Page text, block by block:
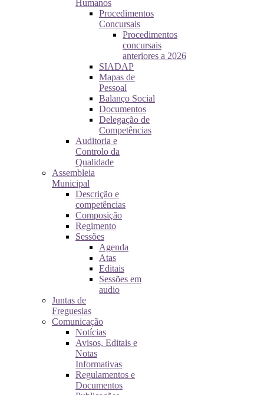
Humanos
Procedimentos
Concursais
Procedimentos
concursais
anteriores a 2026
SIADAP
Mapas de
Pessoal
Balanço Social
Documentos
Delegação de
Competências
Auditoria e
Controlo da
Qualidade
Assembleia
Municipal
Descrição e
competências
Composição
Regimento
Sessões
Agenda
Atas
Editais
Sessões em
audio
Juntas de
Freguesias
Comunicação
Notícias
Avisos, Editais e
Notas
Informativas
Regulamentos e
Documentos